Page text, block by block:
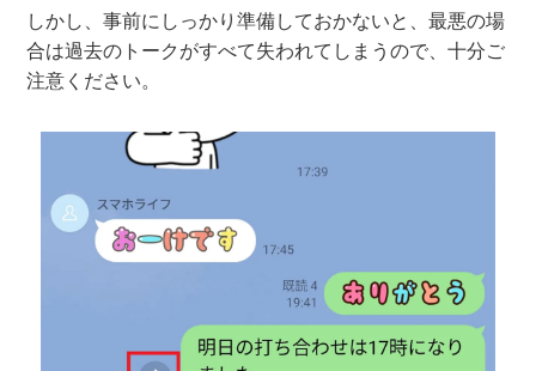
しかし、事前にしっかり準備しておかないと、最悪の場
合は過去のトークがすべて失われてしまうので、十分ご
注意ください。